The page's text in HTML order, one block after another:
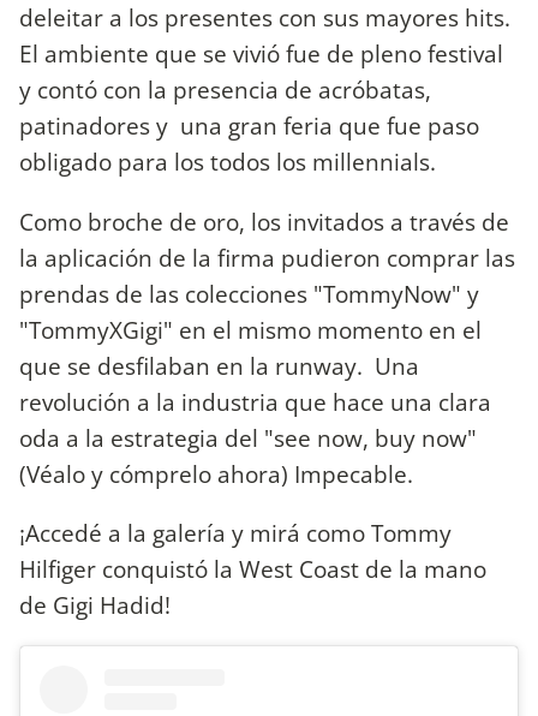
deleitar a los presentes con sus mayores hits.
El ambiente que se vivió fue de pleno festival
y contó con la presencia de acróbatas,
patinadores y una gran feria que fue paso
obligado para los todos los millennials.
Como broche de oro, los invitados a través de
la aplicación de la firma pudieron comprar las
prendas de las colecciones "TommyNow" y
"TommyXGigi" en el mismo momento en el
que se desfilaban en la runway. Una
revolución a la industria que hace una clara
oda a la estrategia del "see now, buy now"
(Véalo y cómprelo ahora) Impecable.
¡Accedé a la galería y mirá como Tommy
Hilfiger conquistó la West Coast de la mano
de Gigi Hadid!